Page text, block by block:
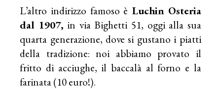
L’altro indirizzo famoso è Luchin Osteria
dal 1907, in via Bighetti 51, oggi alla sua
quarta generazione, dove si gustano i piatti
della tradizione: noi abbiamo provato il
fritto di acciughe, il baccalà al forno e la
farinata (10 euro!).